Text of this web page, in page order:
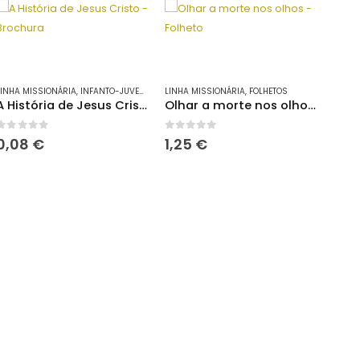
MISSIONÁRIA, INFANTO-JUVENIL
A História de Jesus Cristo – Brochura
out of 5
€
LINHA MISSIONÁRIA, FOLHETOS
Olhar a morte nos olhos – Folheto
0 out of 5
1,25 €